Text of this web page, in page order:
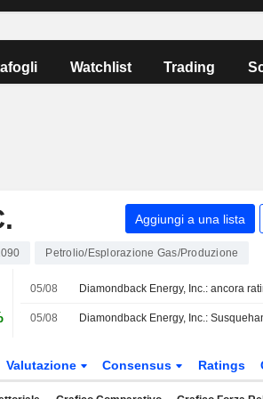
Watchlist Trading
Aggiungi a una lista
Petrolio/Esplorazione Gas/Produzione
05/08
05/08
Valutazione Consensus Ratings